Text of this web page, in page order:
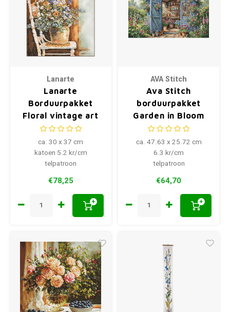
Lanarte
Lanarte
Borduurpakket
Floral vintage art
ca. 30 x 37 cm
katoen 5.2 kr/cm
telpatroon
€78,25
+
AVA Stitch
Ava Stitch
borduurpakket
Garden in Bloom
ca. 47.63 x 25.72 cm
6.3 kr/cm
telpatroon
€64,70
+